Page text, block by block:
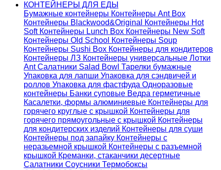
КОНТЕЙНЕРЫ ДЛЯ ЕДЫ
Бумажные контейнеры Контейнеры Ant Box
Контейнеры Blackwood&Original
Контейнеры Hot
Soft Контейнеры Lunch Box Контейнеры New Soft
Контейнеры Old School Контейнеры Soup
Контейнеры Sushi Box Контейнеры для кондитеров
Контейнеры ЛЗ Контейнеры универсальные Лотки
AntСалатники Salad Bowl Тарелки бумажные
Упаковка для лапши Упаковка для сэндвичей и
роллов Упаковка для фастфуда Одноразовые
контейнеры Банки суповые Ведра герметичные
Касалетки, формы алюминиевые Контейнеры для
горячего круглые с крышкой Контейнеры для
горячего прямоугольные с крышкой Контейнеры
для кондитерских изделий Контейнеры для суши
Контейнеры под запайку Контейнеры с
неразьемной крышкой Контейнеры с разъемной
крышкой Креманки, стаканчики десертные
Салатники Соусники Термобоксы